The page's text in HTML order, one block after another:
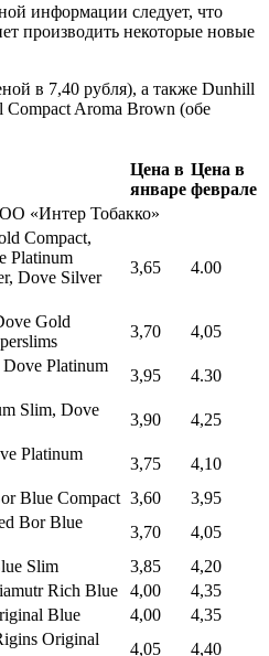
информации следует, что
некоторые новые
в 7,40 рубля), а также Dunhill
Aroma Brown (обе
Цена в
январе
Цена в
феврале
«Интер Тобакко»
Compact,
Platinum
Dove Silver
3,65 4.00
Gold
3,70
4,05
Platinum
3,95
4.30
Slim, Dove
3,90
4,25
Platinum
3,75
4,10
Blue Compact 3,60
3,95
Bor Blue
3,70
4,05
Slim
3,85
4,20
Rich Blue
4,00
4,35
Blue
4,00
4,35
Original
4,05
4,40